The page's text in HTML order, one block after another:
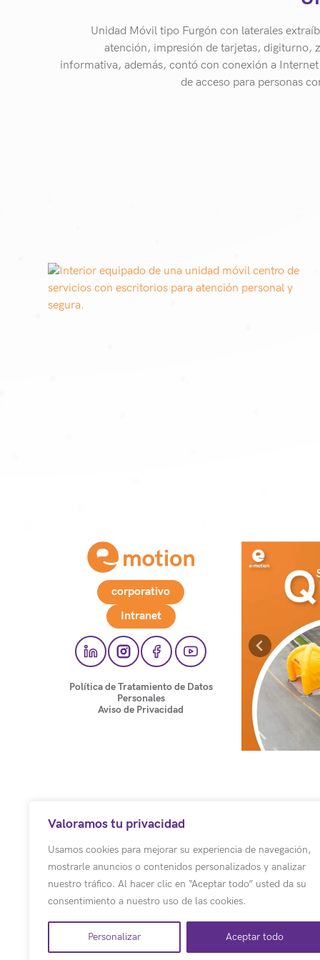
Valoramos tu privacidad
Usamos cookies para mejorar su experiencia de navegación,
mostrarle anuncios o contenidos personalizados y analizar
nuestro tráfico. Al hacer clic en “Aceptar todo” usted da su
consentimiento a nuestro uso de las cookies.
Personalizar Aceptar todo
Unidad Móvil tipo Furgón con laterales
atención, impresión de tarjetas, digiturno,
informativa, además, contó con conexión a
de acceso para personas
corporativo
Intranet
Política de Tratamiento de Datos
Personales
Aviso de Privacidad